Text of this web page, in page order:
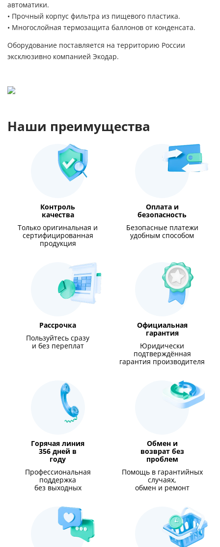
автоматики.
• Прочный корпус фильтра из пищевого пластика.
• Многослойная термозащита баллонов от конденсата.
Оборудование поставляется на территорию России
эксклюзивно компанией Экодар.
Наши преимущества
Контроль
качества
Только оригинальная и
сертифицированная
продукция
Оплата и
безопасность
Безопасные платежи
удобным способом
Рассрочка
Пользуйтесь сразу
и без переплат
Официальная
гарантия
Юридически
подтверждённая
гарантия производителя
Горячая линия
356 дней в
году
Профессиональная
поддержка
без выходных
Обмен и
возврат без
проблем
Помощь в гарантийных
случаях,
обмен и ремонт